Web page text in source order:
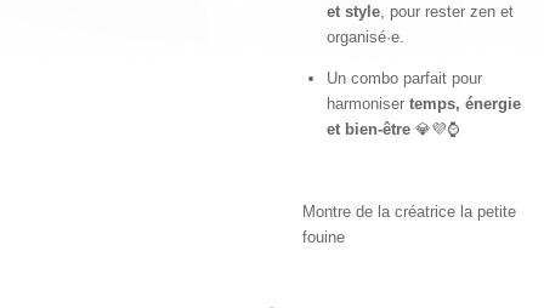
et style, pour rester zen et
organisé·e.
Un combo parfait pour
harmoniser temps, énergie
et bien-être💎💜⌚
Montre de la créatrice la petite
fouine